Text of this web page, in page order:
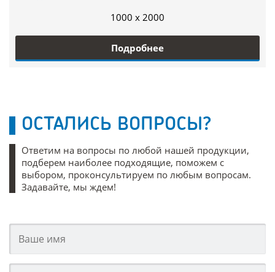
1000 x 2000
Подробнее
ОСТАЛИСЬ ВОПРОСЫ?
Ответим на вопросы по любой нашей продукции,
подберем наиболее подходящие, поможем с
выбором, проконсультируем по любым вопросам.
Задавайте, мы ждем!